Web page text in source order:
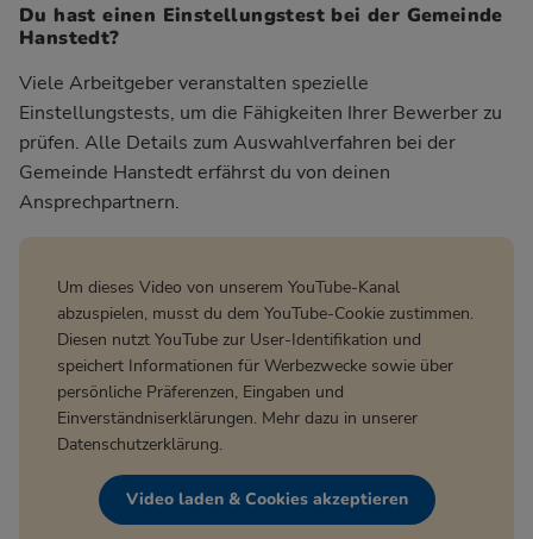
Du hast einen Einstellungstest bei der Gemeinde
Hanstedt?
Viele Arbeitgeber veranstalten spezielle
Einstellungstests, um die Fähigkeiten Ihrer Bewerber zu
prüfen. Alle Details zum Auswahlverfahren bei der
Gemeinde Hanstedterfährst du von deinen
Ansprechpartnern.
Um dieses Video von unserem YouTube-Kanal
abzuspielen, musst du dem YouTube-Cookie zustimmen.
Diesen nutzt YouTube zur User-Identifikation und
speichert Informationen für Werbezwecke sowie über
persönliche Präferenzen, Eingaben und
Einverständniserklärungen. Mehr dazu in unserer
Datenschutzerklärung.
Video laden & Cookies akzeptieren